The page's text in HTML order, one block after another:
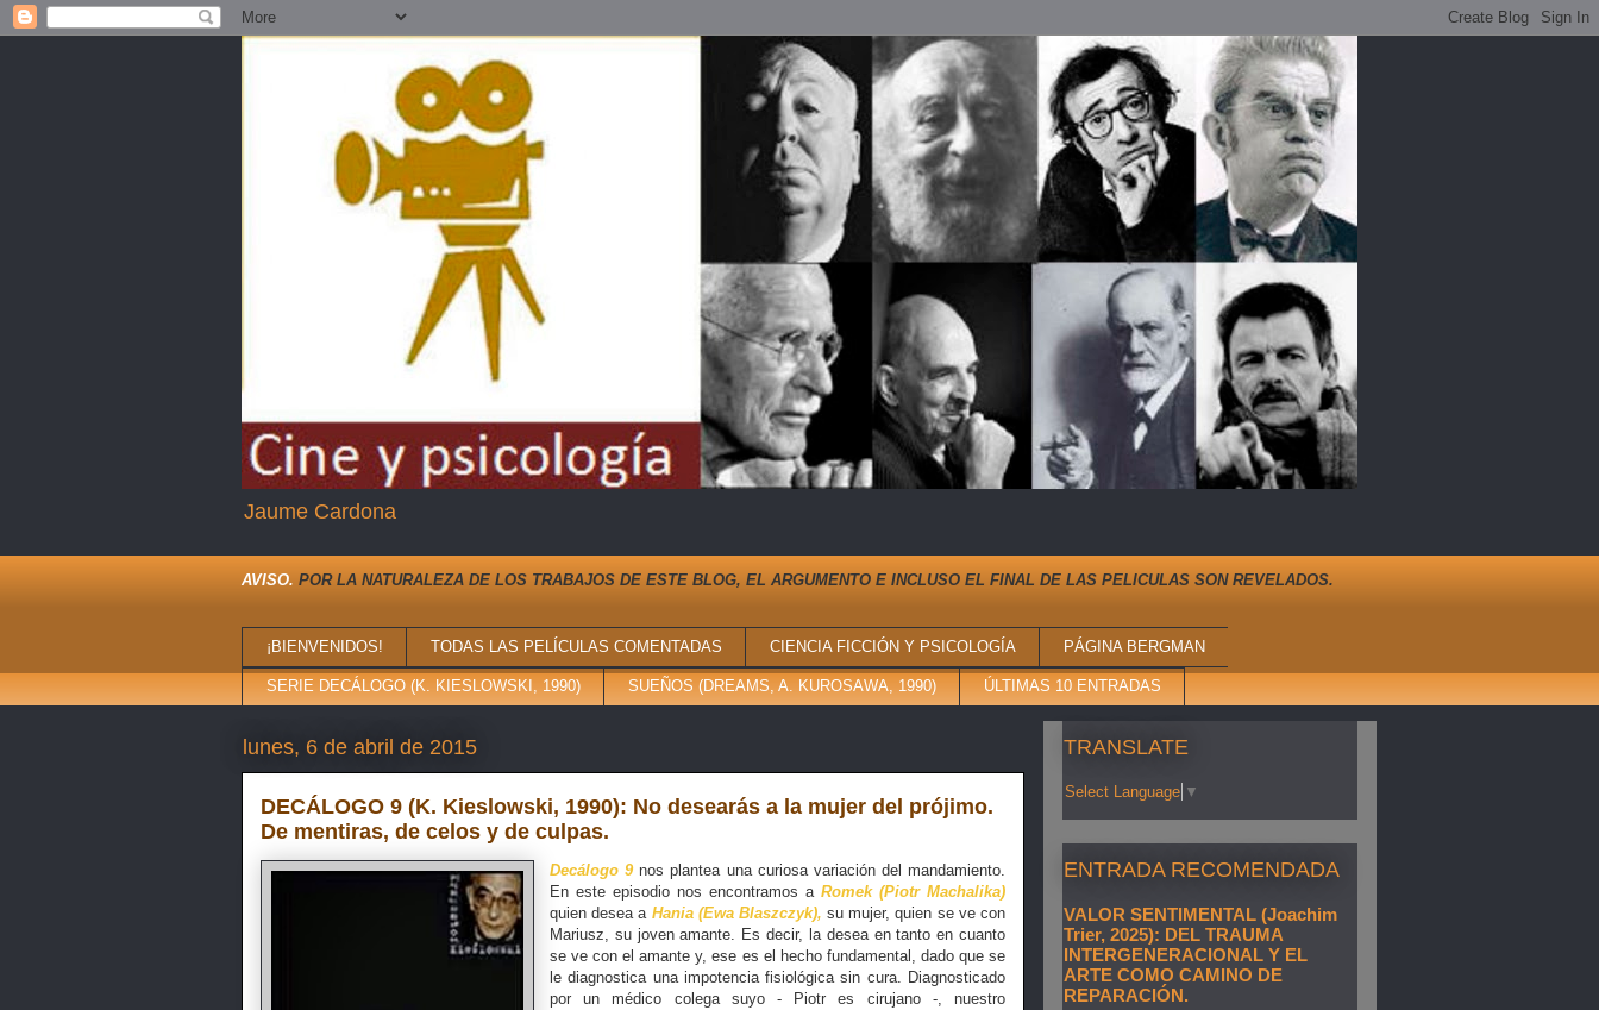
Jaume Cardona
AVISO. POR LA NATURALEZA DE LOS TRABAJOS DE ESTE BLOG, EL ARGUMENTO E INCLUSO EL FINAL DE LAS PELICULAS SON REVELADOS.
¡BIENVENIDOS! TODAS LAS PELÍCULAS COMENTADAS CIENCIA FICCIÓN Y PSICOLOGÍA PÁGINA BERGMAN
SERIE DECÁLOGO (K. KIESLOWSKI, 1990) SUEÑOS (DREAMS, A. KUROSAWA, 1990) ÚLTIMAS 10 ENTRADAS
lunes, 6 de abril de 2015
DECÁLOGO 9 (K. Kieslowski, 1990): No desearás a la mujer del prójimo.
De mentiras, de celos y de culpas.
Decálogo 9nos plantea una curiosa variación del mandamiento.
En este episodio nos encontramos a Romek (Piotr Machalika)
quien desea a Hania (Ewa Blaszczyk), su mujer, quien se ve con
Mariusz, su joven amante. Es decir, la desea en tanto en cuanto
se ve con el amante y, ese es el hecho fundamental, dado que se
le diagnostica una impotencia fisiológica sin cura. Diagnosticado
por un médico colega suyo - Piotr es cirujano -, nuestro
TRANSLATE
Select Language ▼
ENTRADA RECOMENDADA
VALOR SENTIMENTAL (Joachim
Trier, 2025): DEL TRAUMA
INTERGENERACIONAL Y EL
ARTE COMO CAMINO DE
REPARACIÓN.